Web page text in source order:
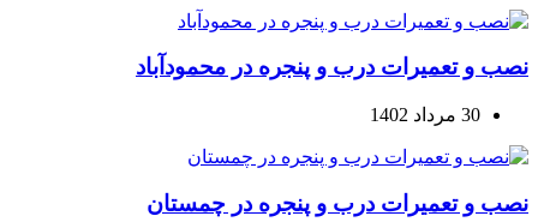
نصب و تعمیرات درب و پنجره در محمودآباد
30 مرداد 1402
نصب و تعمیرات درب و پنجره در چمستان